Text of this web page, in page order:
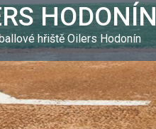
HODONÍN
hřiště Oilers Hodonín